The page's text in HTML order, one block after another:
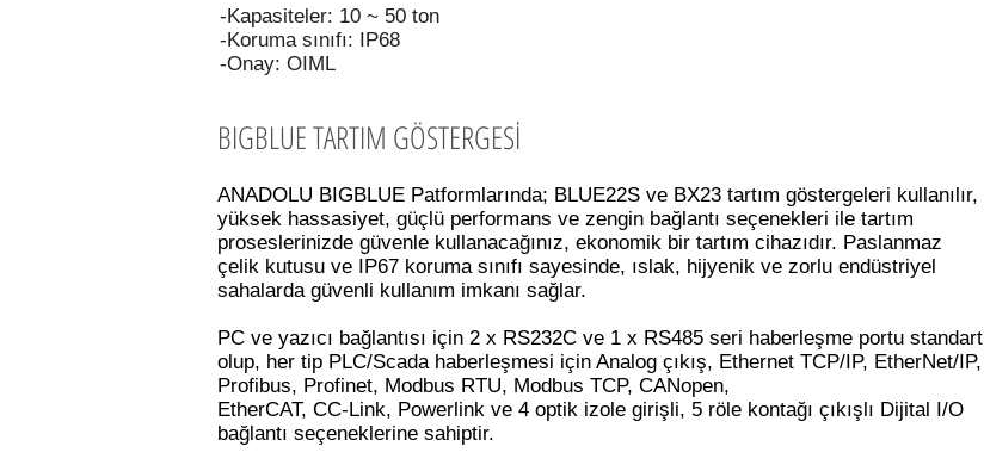
-Kapasiteler: 10 ~ 50 ton
-Koruma sınıfı: IP68
-Onay: OIML
BIGBLUE TARTIM GÖSTERGESİ
ANADOLU BIGBLUE Patformlarında; BLUE22S ve BX23 tartım göstergeleri kullanılır,
yüksek hassasiyet, güçlü performans ve zengin bağlantı seçenekleri ile tartım
proseslerinizde güvenle kullanacağınız, ekonomik bir tartım cihazıdır. Paslanmaz
çelik kutusu ve IP67 koruma sınıfı sayesinde, ıslak, hijyenik ve zorlu endüstriyel
sahalarda güvenli kullanım imkanı sağlar.
PC ve yazıcı bağlantısı için 2 x RS232C ve 1 x RS485 seri haberleşme portu standart
olup, her tip PLC/Scada haberleşmesi için Analog çıkış, Ethernet TCP/IP, EtherNet/IP,
Profibus, Profinet, Modbus RTU, Modbus TCP, CANopen,
EtherCAT, CC-Link, Powerlink ve 4 optik izole girişli, 5 röle kontağı çıkışlı Dijital I/O
bağlantı seçeneklerine sahiptir.